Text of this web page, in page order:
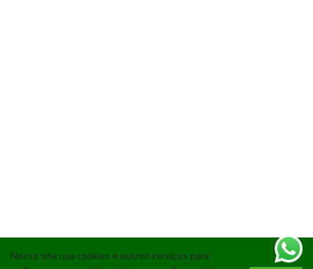
Nosso site usa cookies e outros serviços para